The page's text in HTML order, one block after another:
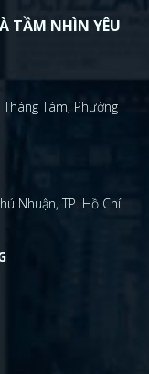
TẦM NHÌN YÊU
Tám, Phường
Nhuận, TP. Hồ Chí